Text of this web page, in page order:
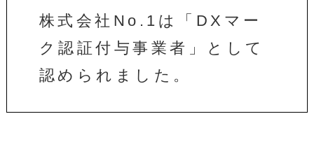
株式会社No.1は「DXマー
ク認証付与事業者」として
認められました。